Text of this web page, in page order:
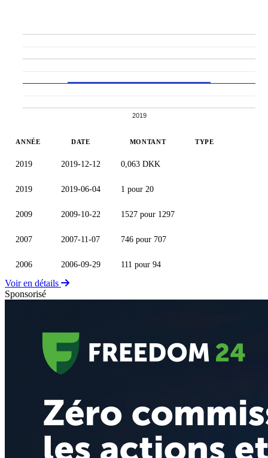
2019
ANNÉE DATE MONTANT TYPE
2019 2019-12-12 0,063 DKK
2019 2019-06-04 1 pour 20
2009 2009-10-22 1527 pour 1297
2007 2007-11-07 746 pour 707
2006 2006-09-29 111 pour 94
Voir en détails
Sponsorisé